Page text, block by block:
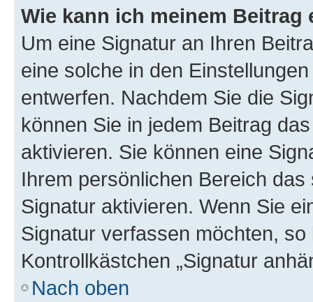
Wie kann ich meinem
Um eine Signatur an Ihren
eine solche in den
entwerfen. Nachdem Sie die
können Sie in jedem Beitrag
aktivieren. Sie können eine
Ihrem persönlichen Bereich
Signatur aktivieren. Wenn Sie
Signatur verfassen möchten,
Kontrollkästchen „Signatur
Nach oben